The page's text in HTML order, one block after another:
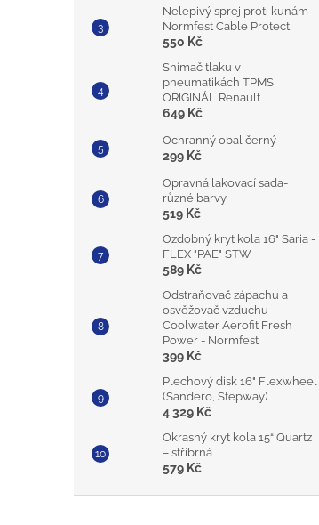
Nelepivý sprej proti kunám -
Normfest Cable Protect
550 Kč
Snímač tlaku v
pneumatikách TPMS
ORIGINÁL Renault
649 Kč
Ochranný obal černý
299 Kč
Opravná lakovací sada-
různé barvy
519 Kč
Ozdobný kryt kola 16" Saria -
FLEX "PAE" STW
589 Kč
Odstraňovač zápachu a
osvěžovač vzduchu
Coolwater Aerofit Fresh
Power - Normfest
399 Kč
Plechový disk 16" Flexwheel
(Sandero, Stepway)
4 329 Kč
Okrasný kryt kola 15“ Quartz
– stříbrná
579 Kč